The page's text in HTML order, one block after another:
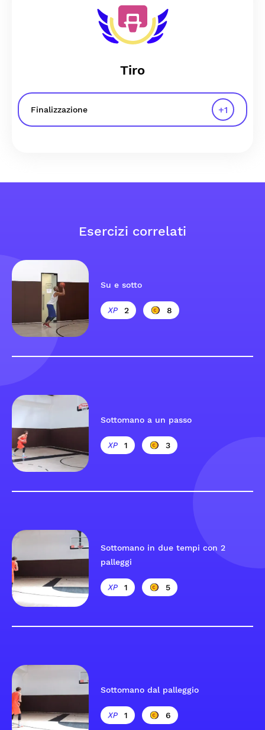
Tiro
Finalizzazione +1
Esercizi correlati
Su e sotto
2 8
Sottomano a un passo
1 3
Sottomano in due tempi con 2
palleggi
1 5
Sottomano dal palleggio
1 6